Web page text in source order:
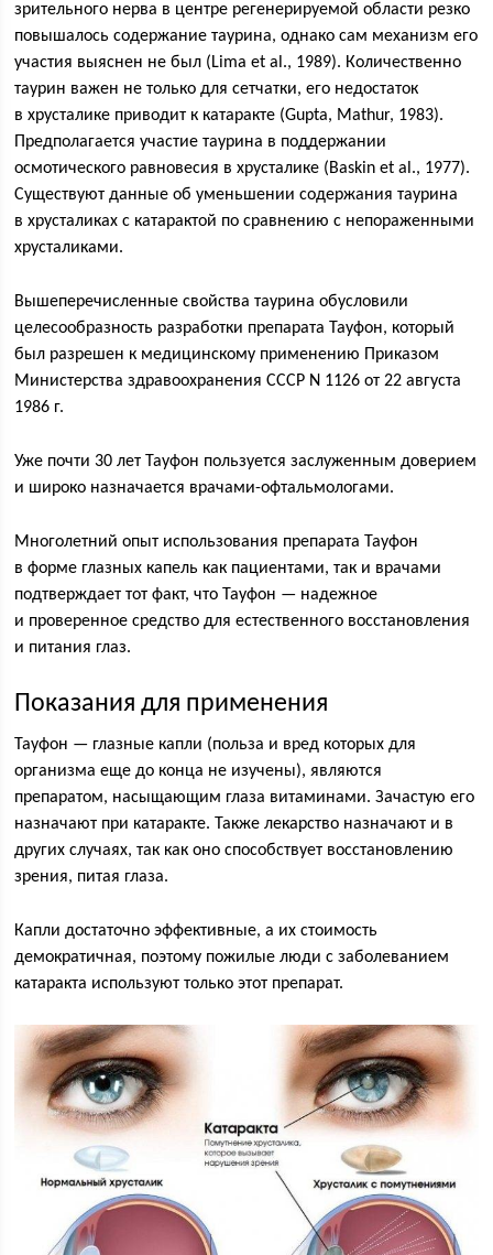
зрительного нерва в центре регенерируемой области резко
повышалось содержание таурина, однако сам механизм его
участия выяснен не был (Lima et al., 1989). Количественно
таурин важен не только для сетчатки, его недостаток
в хрусталике приводит к катаракте (Gupta, Mathur, 1983).
Предполагается участие таурина в поддержании
осмотического равновесия в хрусталике (Baskin et al., 1977).
Существуют данные об уменьшении содержания таурина
в хрусталиках с катарактой по сравнению с непораженными
хрусталиками.
Вышеперечисленные свойства таурина обусловили
целесообразность разработки препарата Тауфон, который
был разрешен к медицинскому применению Приказом
Министерства здравоохранения СССР N 1126 от 22 августа
1986 г.
Уже почти 30 лет Тауфон пользуется заслуженным доверием
и широко назначается врачами-офтальмологами.
Многолетний опыт использования препарата Тауфон
в форме глазных капель как пациентами, так и врачами
подтверждает тот факт, что Тауфон — надежное
и проверенное средство для естественного восстановления
и питания глаз.
Показания для применения
Тауфон — глазные капли (польза и вред которых для
организма еще до конца не изучены), являются
препаратом, насыщающим глаза витаминами. Зачастую его
назначают при катаракте. Также лекарство назначают и в
других случаях, так как оно способствует восстановлению
зрения, питая глаза.
Капли достаточно эффективные, а их стоимость
демократичная, поэтому пожилые люди с заболеванием
катаракта используют только этот препарат.